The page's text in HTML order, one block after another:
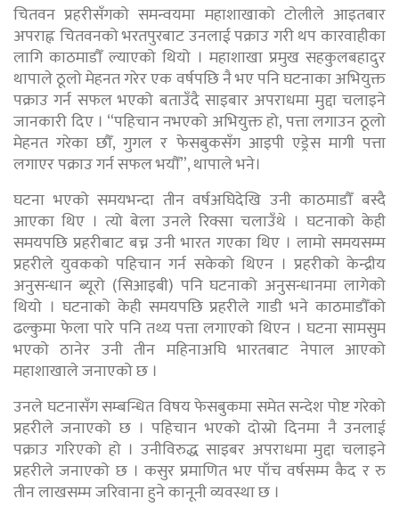
चितवन प्रहरीसँगको समन्वयमा महाशाखाको टोलीले आइतबार
अपराह्न चितवनको भरतपुरबाट उनलाई पक्राउ गरी थप कारवाहीका
लागि काठमाडौँ ल्याएको थियो । महाशाखा प्रमुख सहकुलबहादुर
थापाले ठूलो मेहनत गरेर एक वर्षपछि नै भए पनि घटनाका अभियुक्त
पक्राउ गर्न सफल भएको बताउँदै साइबार अपराधमा मुद्दा चलाइने
जानकारी दिए । “पहिचान नभएको अभियुक्त हो, पत्ता लगाउन ठूलो
मेहनत गरेका छौँ, गुगल र फेसबुकसँग आइपी एड्रेस मागी पत्ता
लगाएर पक्राउ गर्न सफल भयौँ”, थापाले भने।
घटना भएको समयभन्दा तीन वर्षअघिदेखि उनी काठमाडौँ बस्दै
आएका थिए । त्यो बेला उनले रिक्सा चलाउँथे । घटनाको केही
समयपछि प्रहरीबाट बच्न उनी भारत गएका थिए । लामो समयसम्म
प्रहरीले युवकको पहिचान गर्न सकेको थिएन । प्रहरीको केन्द्रीय
अनुसन्धान ब्यूरो (सिआइबी) पनि घटनाको अनुसन्धानमा लागेको
थियो । घटनाको केही समयपछि प्रहरीले गाडी भने काठमाडौँको
ढल्कुमा फेला पारे पनि तथ्य पत्ता लगाएको थिएन । घटना सामसुम
भएको ठानेर उनी तीन महिनाअघि भारतबाट नेपाल आएको
महाशाखाले जनाएको छ ।
उनले घटनासँग सम्बन्धित विषय फेसबुकमा समेत सन्देश पोष्ट गरेको
प्रहरीले जनाएको छ । पहिचान भएको दोस्रो दिनमा नै उनलाई
पक्राउ गरिएको हो । उनीविरुद्ध साइबर अपराधमा मुद्दा चलाइने
प्रहरीले जनाएको छ । कसुर प्रमाणित भए पाँच वर्षसम्म कैद र रु
तीन लाखसम्म जरिवाना हुने कानूनी व्यवस्था छ ।